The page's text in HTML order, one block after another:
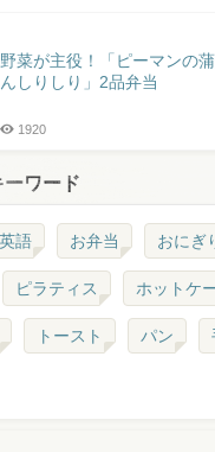
野菜が主役！「ピーマンの
んしりしり」2品弁当
1920
ーワード
英語 お弁当 おにぎ
ピラティス ホットケ
トースト パン